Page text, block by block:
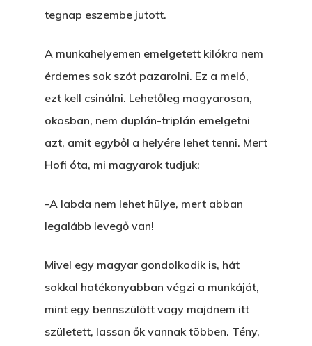
tegnap eszembe jutott.
A munkahelyemen emelgetett kilókra nem
érdemes sok szót pazarolni. Ez a meló,
ezt kell csinálni. Lehetőleg magyarosan,
okosban, nem duplán-triplán emelgetni
azt, amit egyből a helyére lehet tenni. Mert
Hofi óta, mi magyarok tudjuk:
-A labda nem lehet hülye, mert abban
legalább levegő van!
Mivel egy magyar gondolkodik is, hát
sokkal hatékonyabban végzi a munkáját,
mint egy bennszülött vagy majdnem itt
született, lassan ők vannak többen. Tény,